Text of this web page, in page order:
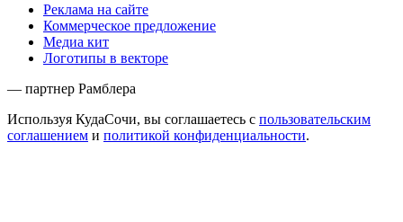
Реклама на сайте
Коммерческое предложение
Медиа кит
Логотипы в векторе
— партнер Рамблера
Используя КудаСочи, вы соглашаетесь с пользовательским
соглашением и политикой конфиденциальности.